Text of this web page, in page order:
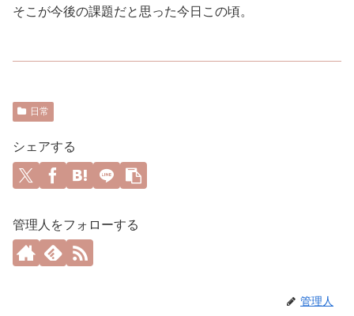
そこが今後の課題だと思った今日この頃。
日常
シェアする
管理人をフォローする
管理人